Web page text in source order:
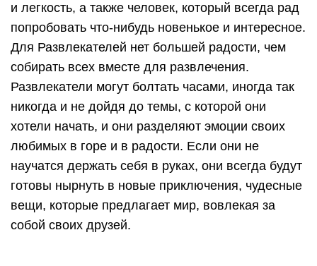
и легкость, а также человек, который всегда рад
попробовать что-нибудь новенькое и интересное.
Для Развлекателей нет большей радости, чем
собирать всех вместе для развлечения.
Развлекатели могут болтать часами, иногда так
никогда и не дойдя до темы, с которой они
хотели начать, и они разделяют эмоции своих
любимых в горе и в радости. Если они не
научатся держать себя в руках, они всегда будут
готовы нырнуть в новые приключения, чудесные
вещи, которые предлагает мир, вовлекая за
собой своих друзей.